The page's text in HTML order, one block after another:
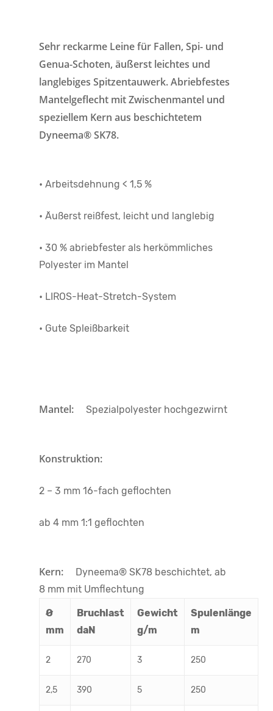
Sehr reckarme Leine für Fallen, Spi- und
Genua-Schoten, äußerst leichtes und
langlebiges Spitzentauwerk. Abriebfestes
Mantelgeflecht mit Zwischenmantel und
speziellem Kern aus beschichtetem
Dyneema® SK78.
• Arbeitsdehnung < 1,5 %
• Äußerst reißfest, leicht und langlebig
• 30 % abriebfester als herkömmliches
Polyester im Mantel
• LIROS-Heat-Stretch-System
• Gute Spleißbarkeit
Mantel:Spezialpolyester hochgezwirnt
Konstruktion:
2 – 3 mm 16-fach geflochten
ab 4 mm 1:1 geflochten
Kern:
Dyneema® SK78 beschichtet, ab
8 mm mit Umflechtung
Ø
mm
Bruchlast
daN
Gewicht
g/m
Spulenlänge
m
2 270 3 250
2,5 390 5 250